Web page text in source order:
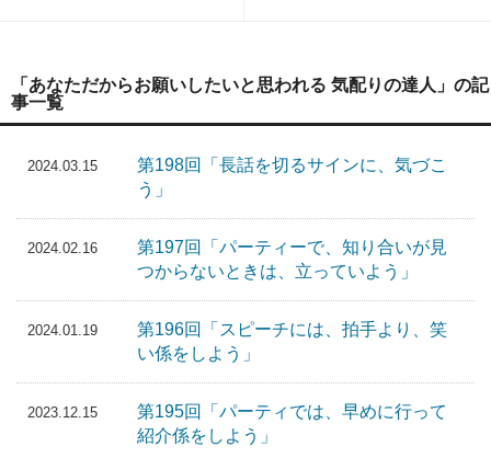
「あなただからお願いしたいと思われる 気配りの達人」の記
事一覧
2024.03.15
第198回「長話を切るサインに、気づこ
う」
2024.02.16
第197回「パーティーで、知り合いが見
つからないときは、立っていよう」
2024.01.19
第196回「スピーチには、拍手より、笑
い係をしよう」
2023.12.15
第195回「パーティでは、早めに行って
紹介係をしよう」